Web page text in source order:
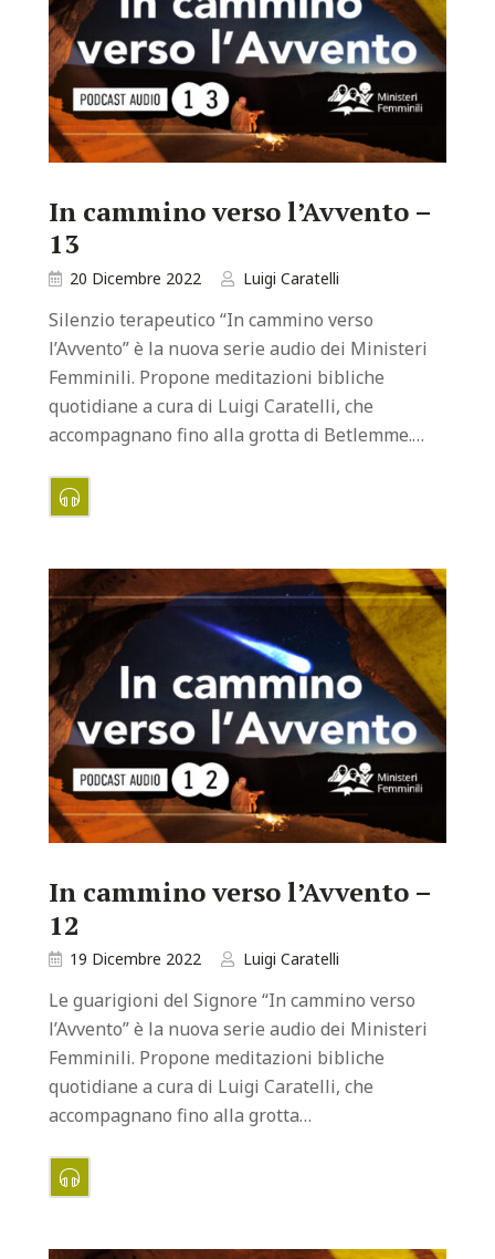
In cammino verso l’Avvento –
13
20 Dicembre 2022 Luigi Caratelli
Silenzio terapeutico “In cammino verso
l’Avvento” è la nuova serie audio dei Ministeri
Femminili. Propone meditazioni bibliche
quotidiane a cura di Luigi Caratelli, che
accompagnano fino alla grotta di Betlemme.…
In cammino verso l’Avvento –
12
19 Dicembre 2022 Luigi Caratelli
Le guarigioni del Signore “In cammino verso
l’Avvento” è la nuova serie audio dei Ministeri
Femminili. Propone meditazioni bibliche
quotidiane a cura di Luigi Caratelli, che
accompagnano fino alla grotta…